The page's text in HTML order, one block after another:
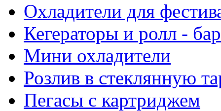
Охладители для
Кегераторы и ролл -
Мини охладители
Розлив в стеклянную
Пегасы с картриджем